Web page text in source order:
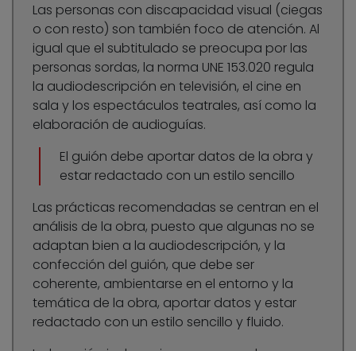
Las personas con discapacidad visual (ciegas
o con resto) son también foco de atención. Al
igual que el subtitulado se preocupa por las
personas sordas, la norma UNE 153.020 regula
la audiodescripción en televisión, el cine en
sala y los espectáculos teatrales, así como la
elaboración de audioguías.
El guión debe aportar datos de la obra y
estar redactado con un estilo sencillo
Las prácticas recomendadas se centran en el
análisis de la obra, puesto que algunas no se
adaptan bien a la audiodescripción, y la
confección del guión, que debe ser
coherente, ambientarse en el entorno y la
temática de la obra, aportar datos y estar
redactado con un estilo sencillo y fluido.